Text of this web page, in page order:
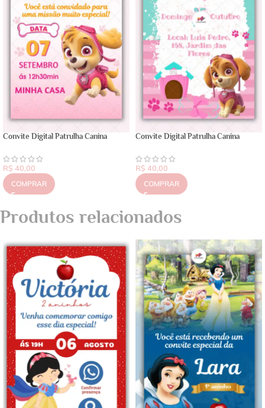
Convite Digital Patrulha Canina
R$ 40,00
COMPRAR
Convite Digital Patrulha Canina
R$ 40,00
COMPRAR
Produtos relacionados